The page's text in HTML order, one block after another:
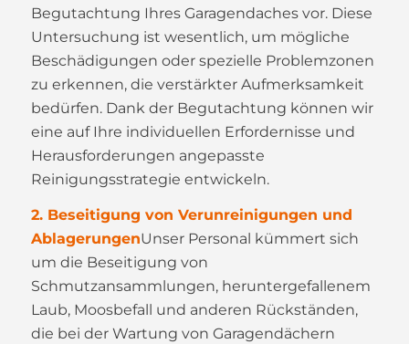
Begutachtung Ihres Garagendaches vor. Diese
Untersuchung ist wesentlich, um mögliche
Beschädigungen oder spezielle Problemzonen
zu erkennen, die verstärkter Aufmerksamkeit
bedürfen. Dank der Begutachtung können wir
eine auf Ihre individuellen Erfordernisse und
Herausforderungen angepasste
Reinigungsstrategie entwickeln.
2. Beseitigung von Verunreinigungen und
AblagerungenUnser Personal kümmert sich
um die Beseitigung von
Schmutzansammlungen, heruntergefallenem
Laub, Moosbefall und anderen Rückständen,
die bei der Wartung von Garagendächern